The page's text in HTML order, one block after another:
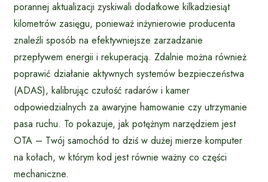
porannej aktualizacji zyskiwali dodatkowe kilkadziesiąt
kilometrów zasięgu, ponieważ inżynierowie producenta
znaleźli sposób na efektywniejsze zarzadzanie
przepływem energii i rekuperacją. Zdalnie można również
poprawić działanie aktywnych systemów bezpieczeństwa
(ADAS), kalibrując czułość radarów i kamer
odpowiedzialnych za awaryjne hamowanie czy utrzymanie
pasa ruchu. To pokazuje, jak potężnym narzędziem jest
OTA – Twój samochód to dziś w dużej mierze komputer
na kołach, w którym kod jest równie ważny co części
mechaniczne.